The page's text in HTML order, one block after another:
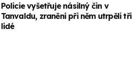
Policie vyšetřuje násilný čin v
Tanvaldu, zranění při něm utrpěli tři
lidé